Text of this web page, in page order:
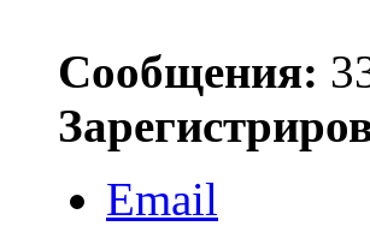
Сообщения:
Email